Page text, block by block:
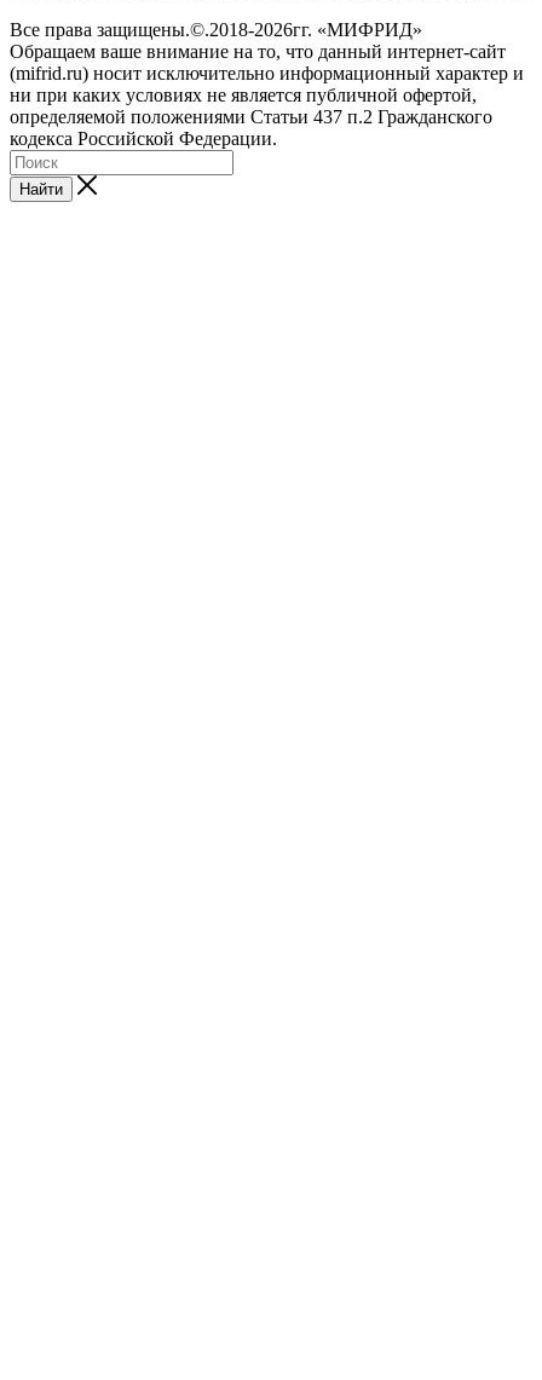
Все права защищены.©.2018-2026гг. «МИФРИД»
Обращаем ваше внимание на то, что данный интернет-сайт
(mifrid.ru) носит исключительно информационный характер и
ни при каких условиях не является публичной офертой,
определяемой положениями Статьи 437 п.2 Гражданского
кодекса Российской Федерации.
Найти